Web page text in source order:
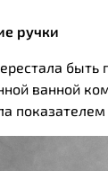
ручки
быть
ванной